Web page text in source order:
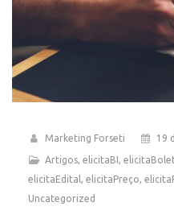
Marketing Forseti 19
Artigos, elicitaBI ,
elicitaEdital , elicitaPreço,
Uncategorized